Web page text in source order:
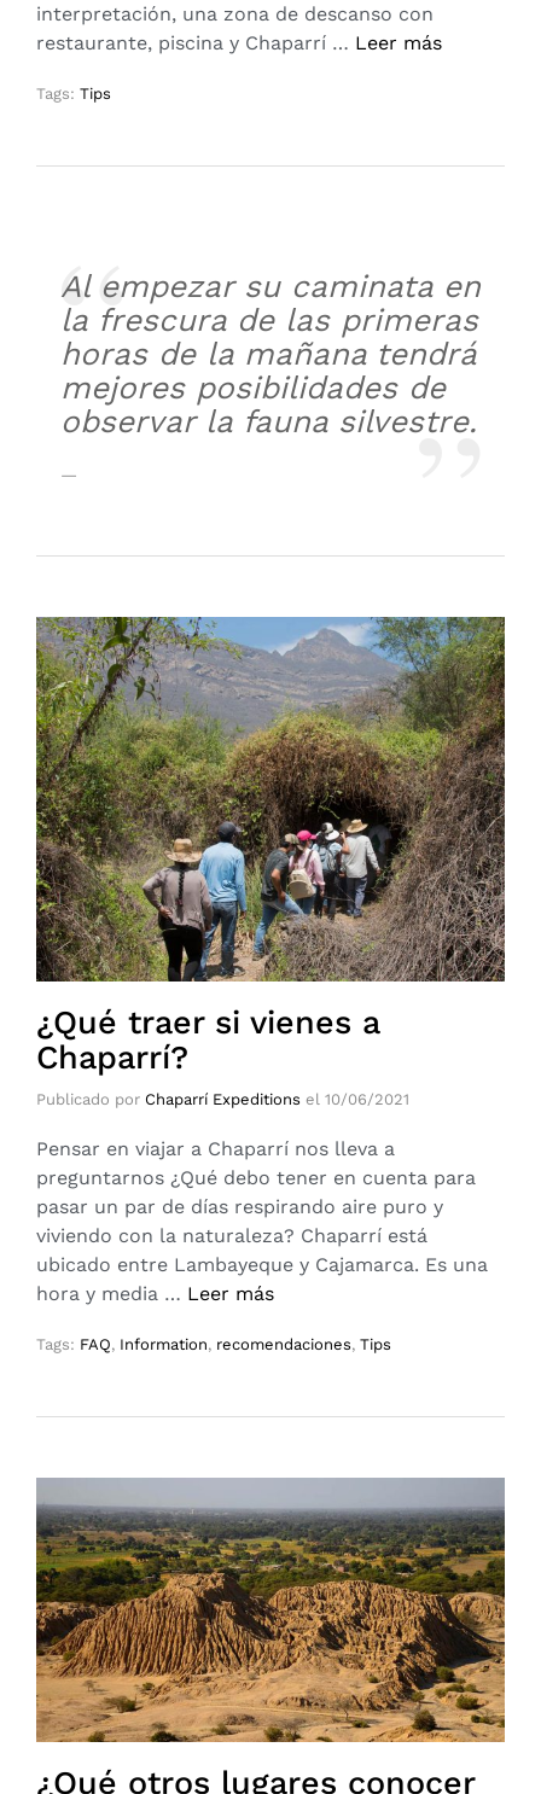
interpretación, una zona de descanso con
restaurante, piscina y Chaparrí … Leer más
Tags: Tips
Al empezar su caminata en
la frescura de las primeras
horas de la mañana tendrá
mejores posibilidades de
observar la fauna silvestre.
¿Qué traer si vienes a
Chaparrí?
Publicado por Chaparrí Expeditions el 10/06/2021
Pensar en viajar a Chaparrí nos lleva a
preguntarnos ¿Qué debo tener en cuenta para
pasar un par de días respirando aire puro y
viviendo con la naturaleza? Chaparrí está
ubicado entre Lambayeque y Cajamarca. Es una
hora y media … Leer más
Tags: FAQ, Information, recomendaciones, Tips
¿Qué otros lugares conocer